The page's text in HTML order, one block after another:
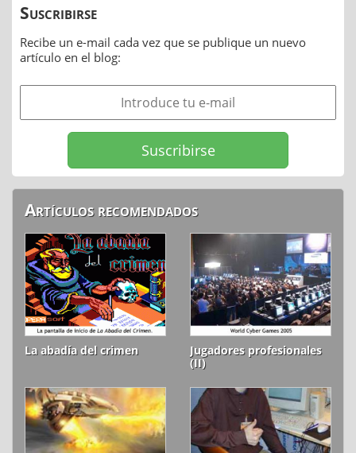
Suscribirse
Recibe un e-mail cada vez que se publique un nuevo
artículo en el blog:
Artículos recomendados
La abadía del crimen
Jugadores profesionales
(II)